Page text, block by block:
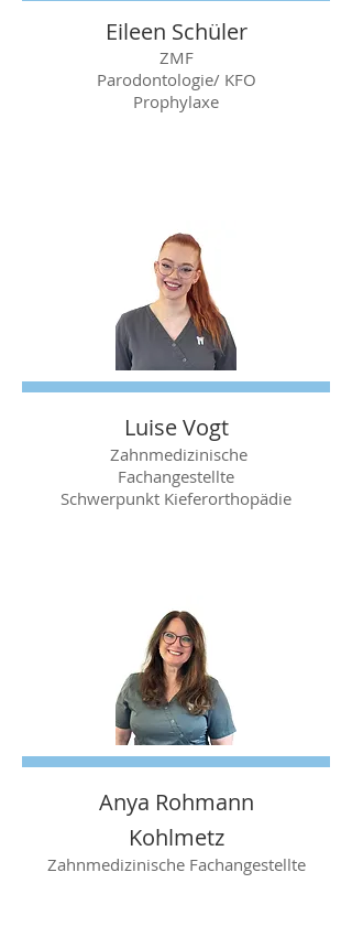
Eileen Schüler
ZMF
Parodontologie/ KFO
Prophylaxe
Luise Vogt
Zahnmedizinische
Fachangestellte
​Schwerpunkt Kieferorthopädie
Anya Rohmann
Kohlmetz
Zahnmedizinische Fachangestellte